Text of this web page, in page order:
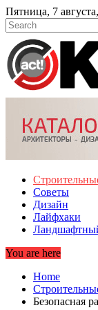
Skip
to
content
Пятница, 7
Советы
Дизайн
Лайфхаки
You are here
Home
Безопасная